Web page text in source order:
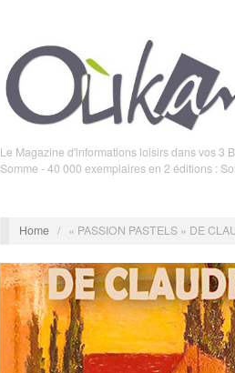
Le Magazine d'informations loisirs dans vos 3
Somme - 40 000 exemplaires en 2 éditions :
Home / « PASSION PASTELS » DE